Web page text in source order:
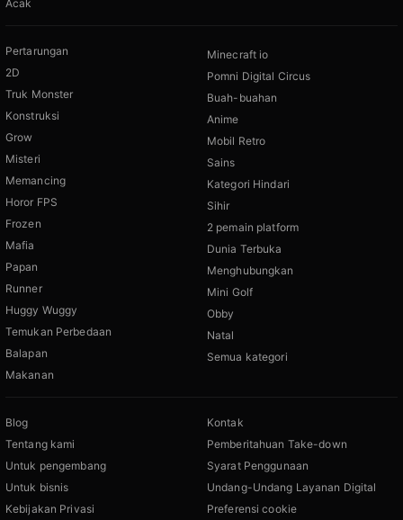
Acak
Pertarungan
2D
Truk Monster
Konstruksi
Grow
Misteri
Memancing
Horor FPS
Frozen
Mafia
Papan
Runner
Huggy Wuggy
Temukan Perbedaan
Balapan
Makanan
Minecraft io
Pomni Digital Circus
Buah-buahan
Anime
Mobil Retro
Sains
Kategori Hindari
Sihir
2 pemain platform
Dunia Terbuka
Menghubungkan
Mini Golf
Obby
Natal
Semua kategori
Blog
Tentang kami
Untuk pengembang
Untuk bisnis
Kebijakan Privasi
Kontak
Pemberitahuan Take-down
Syarat Penggunaan
Undang-Undang Layanan Digital
Preferensi cookie